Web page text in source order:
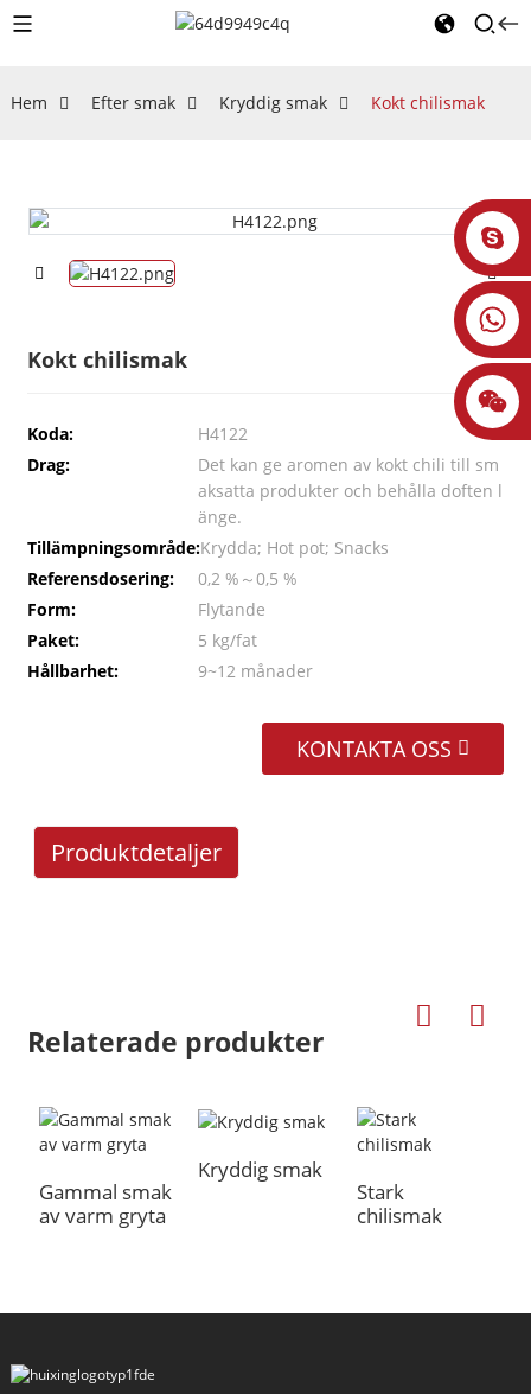
Hem Efter smak Kryddig smak Kokt chilismak
Kokt chilismak
Koda:
H4122
Drag:
Det kan ge aromen av kokt chili till sm
aksatta produkter och behålla doften l
änge.
Tillämpningsområde:Krydda; Hot pot; Snacks
Referensdosering:
0,2 %～0,5 %
Form:
Flytande
Paket:
5 kg/fat
Hållbarhet:
9~12 månader
KONTAKTA OSS
Produktdetaljer
Relaterade produkter
Gammal smak
av varm gryta
Kryddig smak
Stark
chilismak